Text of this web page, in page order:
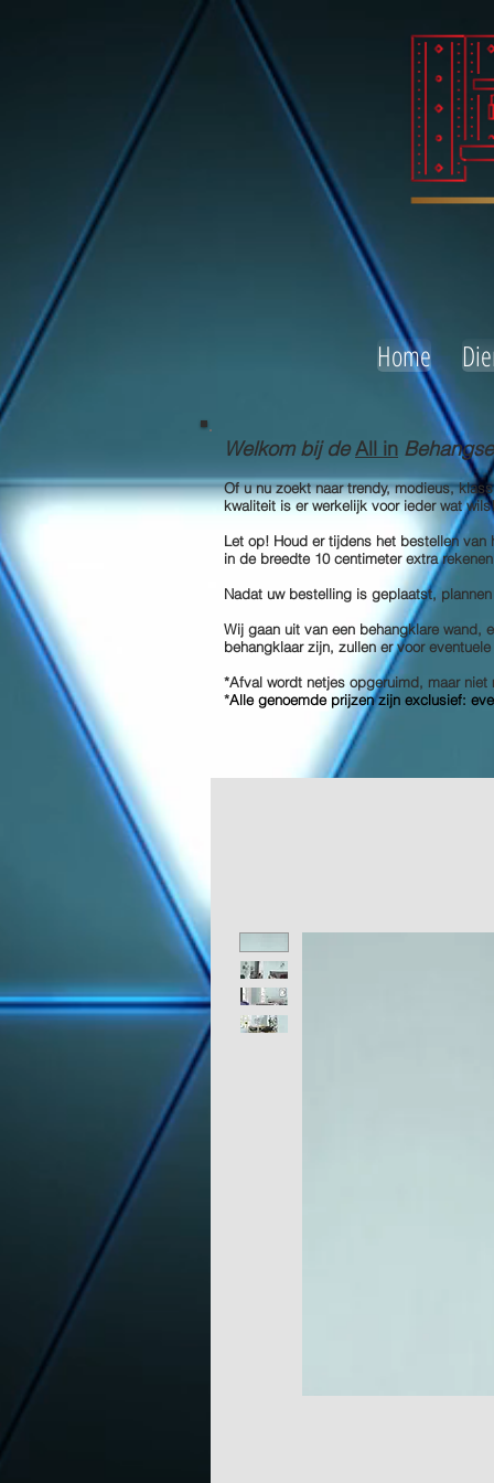
Home
Welkom bij deAll in
Of u nu zoekt naar trendy, modieus,
kwaliteit is er werkelijk voor ieder wat
Let op! Houd er tijdens het bestellen
in de breedte 10 centimeter extra
Nadat uw bestelling is geplaatst,
Wij gaan uit van een behangklare wand,
behangklaar zijn, zullen er voor
*Afval wordt netjes opgeruimd, maar niet
*Alle genoemde prijzen zijn exclusief: